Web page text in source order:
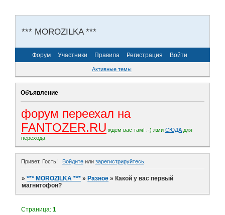
*** MOROZILKA ***
Форум Участники Правила Регистрация Войти
Активные темы
Объявление
форум переехал на
FANTOZER.RU ждем вас там! :-) жми СЮДА для
перехода
Привет, Гость! Войдитеили зарегистрируйтесь.
»*** MOROZILKA *** » Разное » Какой у вас первый
магнитофон?
Страница:1